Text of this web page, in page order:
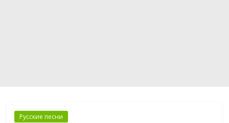
Русские песни